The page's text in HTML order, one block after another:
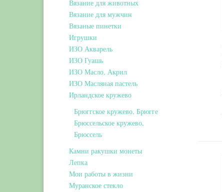
Вязание для животных
Вязание для мужчин
Вязаные пинетки
Игрушки
ИЗО Акварель
ИЗО Гуашь
ИЗО Масло, Акрил
ИЗО Масляная пастель
Ирландское кружево
Брюггское кружево, Брюгге
Брюссельское кружево,
Брюссель
Камни ракушки монеты
Лепка
Мои работы в жизни
Муранское стекло